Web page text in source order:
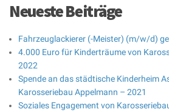
Neueste Beiträge
Fahrzeuglackierer (-Meister) (m/w/d)
4.000 Euro für Kinderträume von
2022
Spende an das städtische Kinderheim
Karosseriebau Appelmann – 2021
Soziales Engagement von